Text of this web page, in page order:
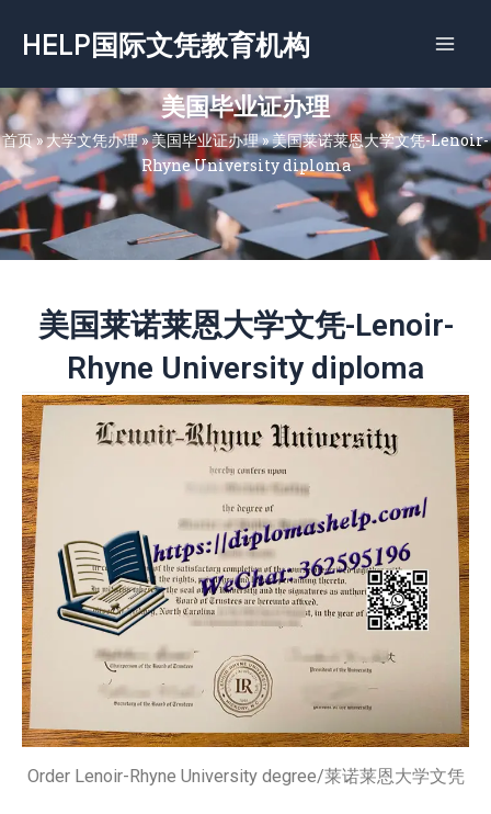
容
HELP国际文凭教育机构
美国毕业证办理
首页»大学文凭办理»美国毕业证办理»美国莱诺莱恩大学文凭-Lenoir-
Rhyne University diploma
美国莱诺莱恩大学文凭-Lenoir-
Rhyne University diploma
Order Lenoir-Rhyne University degree/莱诺莱恩大学文凭